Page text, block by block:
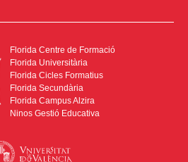
Florida Centre de Formació
Florida Universitària
Florida Cicles Formatius
Florida Secundària
Florida Campus Alzira
Ninos Gestió Educativa